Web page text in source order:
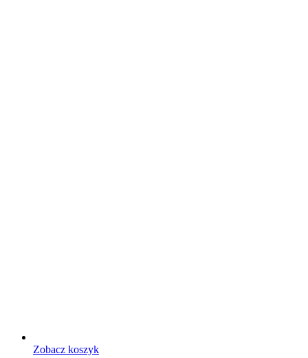
Zobacz koszyk